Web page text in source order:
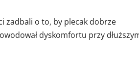
zadbali o to, by plecak dobrze
dyskomfortu przy